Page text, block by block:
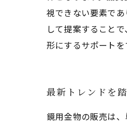
視できない要素で
して提案すること
形にするサポートを
最新トレンドを
鏡用金物の販売は